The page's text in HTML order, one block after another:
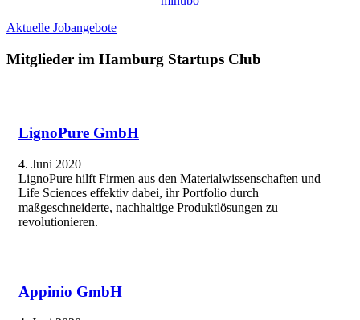
Aktuelle Jobangebote
Mitglieder im Hamburg Startups Club
LignoPure GmbH
4. Juni 2020
LignoPure hilft Firmen aus den Materialwissenschaften und
Life Sciences effektiv dabei, ihr Portfolio durch
maßgeschneiderte, nachhaltige Produktlösungen zu
revolutionieren.
Appinio GmbH